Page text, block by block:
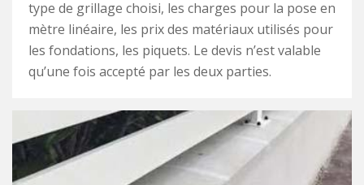
type de grillage choisi, les charges pour la pose en
mètre linéaire, les prix des matériaux utilisés pour
les fondations, les piquets. Le devis n’est valable
qu’une fois accepté par les deux parties.